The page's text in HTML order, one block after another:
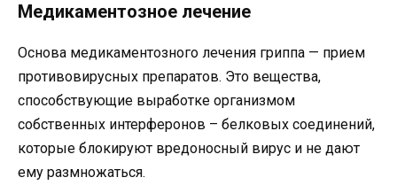
Медикаментозное лечение
Основа медикаментозного лечения гриппа — прием
противовирусных препаратов. Это вещества,
способствующие выработке организмом
собственных интерферонов – белковых соединений,
которые блокируют вредоносный вирус и не дают
ему размножаться.